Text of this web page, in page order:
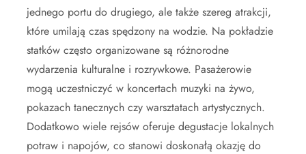
jednego portu do drugiego, ale także szereg atrakcji,
które umilają czas spędzony na wodzie. Na pokładzie
statków często organizowane są różnorodne
wydarzenia kulturalne i rozrywkowe. Pasażerowie
mogą uczestniczyć w koncertach muzyki na żywo,
pokazach tanecznych czy warsztatach artystycznych.
Dodatkowo wiele rejsów oferuje degustacje lokalnych
potraw i napojów, co stanowi doskonałą okazję do